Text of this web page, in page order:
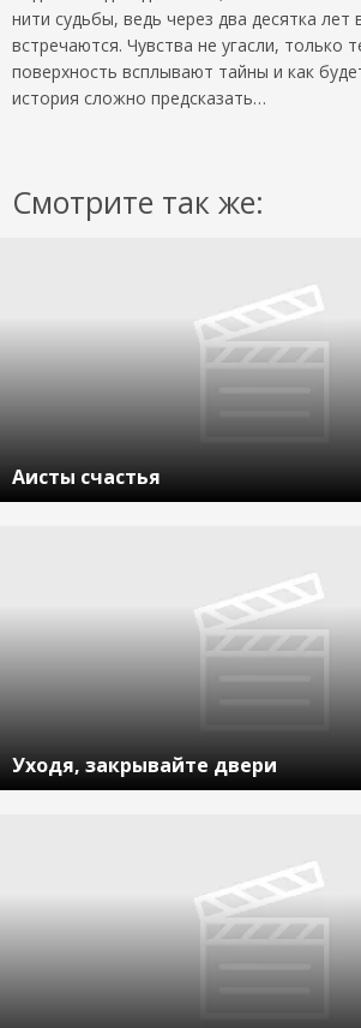
нити судьбы, ведь через два десятка лет
встречаются. Чувства не угасли, только
поверхность всплывают тайны и как
история сложно предсказать…
Смотрите так же:
Аисты счастья
Уходя, закрывайте двери